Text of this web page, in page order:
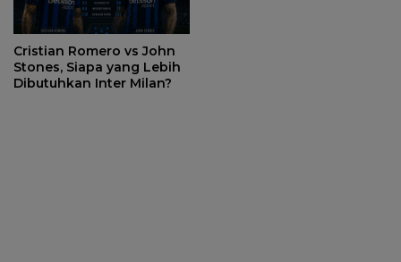
Cristian Romero vs John
Stones, Siapa yang Lebih
Dibutuhkan Inter Milan?